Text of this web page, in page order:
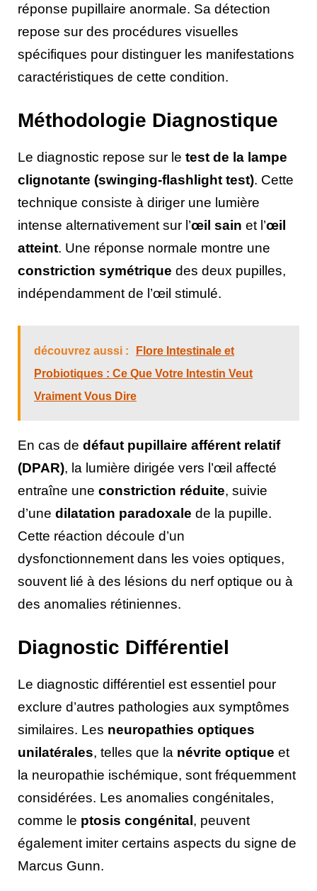
réponse pupillaire anormale. Sa détection
repose sur des procédures visuelles
spécifiques pour distinguer les manifestations
caractéristiques de cette condition.
Méthodologie Diagnostique
Le diagnostic repose sur le test de la lampe
clignotante (swinging-flashlight test). Cette
technique consiste à diriger une lumière
intense alternativement sur l’œil sain et l’œil
atteint. Une réponse normale montre une
constriction symétrique des deux pupilles,
indépendamment de l’œil stimulé.
découvrez aussi :
Flore Intestinale et
Probiotiques : Ce Que Votre Intestin Veut
Vraiment Vous Dire
En cas de défaut pupillaire afférent relatif
(DPAR), la lumière dirigée vers l’œil affecté
entraîne une constriction réduite, suivie
d’une dilatation paradoxale de la pupille.
Cette réaction découle d’un
dysfonctionnement dans les voies optiques,
souvent lié à des lésions du nerf optique ou à
des anomalies rétiniennes.
Diagnostic Différentiel
Le diagnostic différentiel est essentiel pour
exclure d’autres pathologies aux symptômes
similaires. Les neuropathies optiques
unilatérales, telles que la névrite optique et
la neuropathie ischémique, sont fréquemment
considérées. Les anomalies congénitales,
comme le ptosis congénital , peuvent
également imiter certains aspects du signe de
Marcus Gunn.